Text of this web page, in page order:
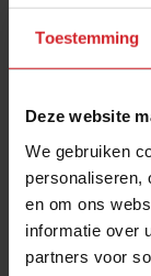
Toestemming
Deze website
We gebruiken
personaliseren,
en om ons
informatie over
partners voor